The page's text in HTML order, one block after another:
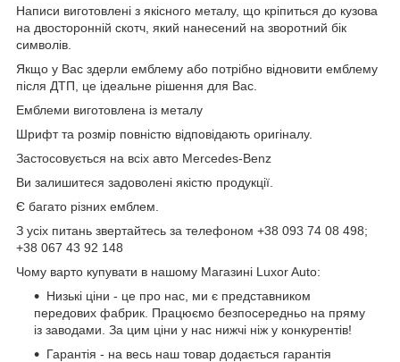
Написи виготовлені з якісного металу, що кріпиться до кузова
на двосторонній скотч, який нанесений на зворотний бік
символів.
Якщо у Вас здерли емблему або потрібно відновити емблему
після ДТП, це ідеальне рішення для Вас.
Емблеми виготовлена ​​із металу
Шрифт та розмір повністю відповідають оригіналу.
Застосовується на всіх авто Mercedes-Benz
Ви залишитеся задоволені якістю продукції.
Є багато різних емблем.
З усіх питань звертайтесь за телефоном +38 093 74 08 498;
+38 067 43 92 148
Чому варто купувати в нашому Магазині Luxor Auto:
Низькі ціни - це про нас, ми є представником
передових фабрик. Працюємо безпосередньо на пряму
із заводами. За цим ціни у нас нижчі ніж у конкурентів!
Гарантія - на весь наш товар додається гарантія